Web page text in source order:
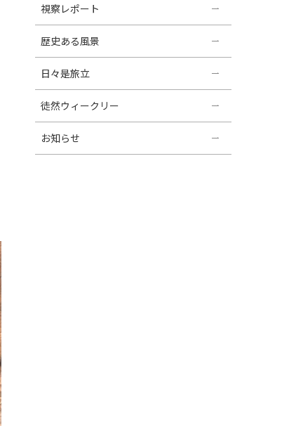
視察レポート
歴史ある風景
日々是旅立
徒然ウィークリー
お知らせ